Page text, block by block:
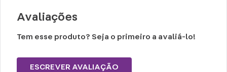
Avaliações
Tem esse produto? Seja o primeiro a avaliá-lo!
ESCREVER AVALIAÇÃO